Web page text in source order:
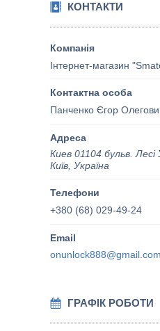
КОНТАКТИ
Інтернет-магазин
Панченко Єгор
Киев 01104 бульв. Лесі
Київ, Україна
+380 (68) 029-49-24
onunlock888@gmail.com
ГРАФІК РОБОТИ